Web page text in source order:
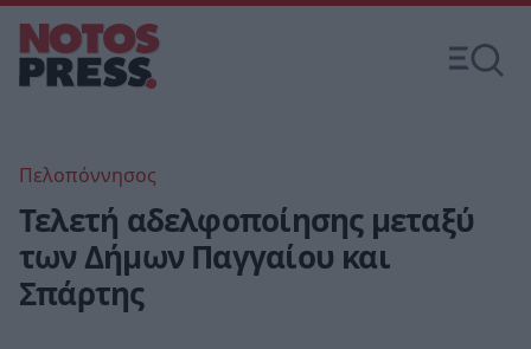
Πελοπόννησος
Τελετή αδελφοποίησης μεταξύ
των Δήμων Παγγαίου και
Σπάρτης